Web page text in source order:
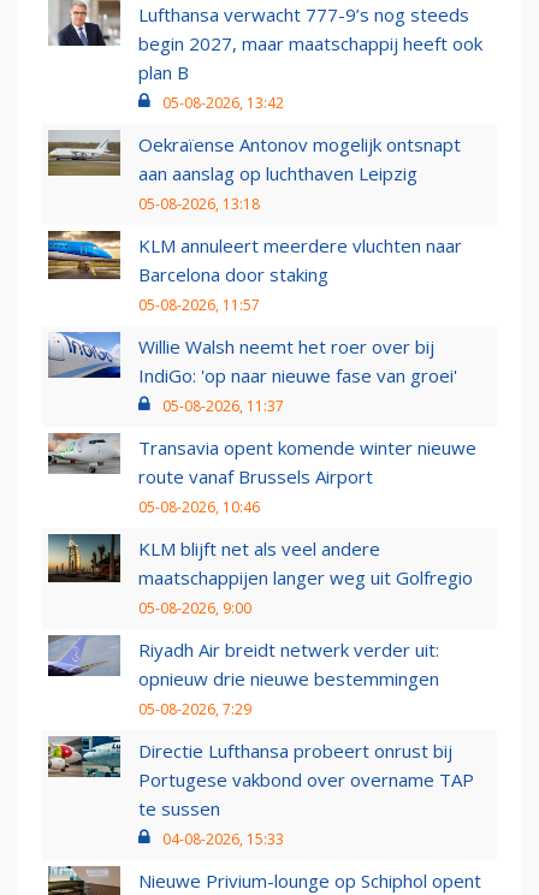
Lufthansa verwacht 777-9’s nog steeds
begin 2027, maar maatschappij heeft ook
plan B
05-08-2026, 13:42
Oekraïense Antonov mogelijk ontsnapt
aan aanslag op luchthaven Leipzig
05-08-2026, 13:18
KLM annuleert meerdere vluchten naar
Barcelona door staking
05-08-2026, 11:57
Willie Walsh neemt het roer over bij
IndiGo: 'op naar nieuwe fase van groei'
05-08-2026, 11:37
Transavia opent komende winter nieuwe
route vanaf Brussels Airport
05-08-2026, 10:46
KLM blijft net als veel andere
maatschappijen langer weg uit Golfregio
05-08-2026, 9:00
Riyadh Air breidt netwerk verder uit:
opnieuw drie nieuwe bestemmingen
05-08-2026, 7:29
Directie Lufthansa probeert onrust bij
Portugese vakbond over overname TAP
te sussen
04-08-2026, 15:33
Nieuwe Privium-lounge op Schiphol opent